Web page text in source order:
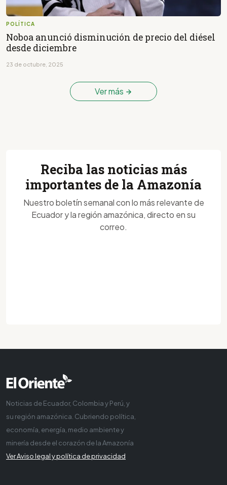
POLÍTICA
Noboa anunció disminución de precio del diésel
desde diciembre
23 de octubre, 2025
Ver más
Reciba las noticias más
importantes de la Amazonía
Nuestro boletín semanal con lo más relevante de
Ecuador y la región amazónica, directo en su
correo.
Noticias de Ecuador, Colombia y Perú, y
su región amazónica. Cubriendo política,
economía, energía, medio ambiente y
minería desde el corazón de la Amazonía
Ver Aviso legal y política de privacidad